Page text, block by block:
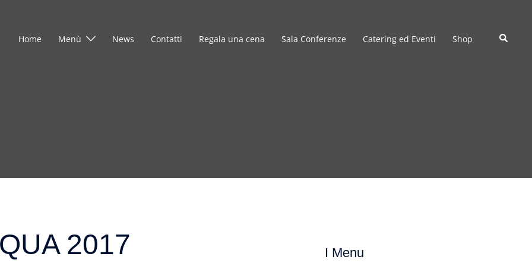
Home Menù News Contatti Regala una cena Sala Conferenze Catering ed Eventi Shop Cerca
2017 I Menu